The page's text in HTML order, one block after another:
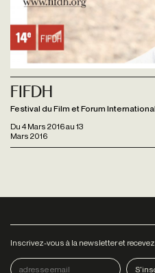
Du 4 Mars 2016au 13
Mars 2016
Fifdh
Festival du Film et Forum
Inscrivez-vous à la newsletter et